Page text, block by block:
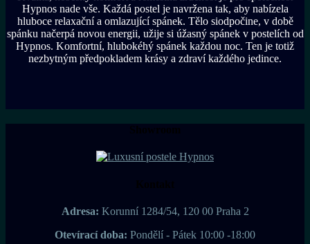
Hypnos nade vše. Každá postel je navržena tak, aby nabízela
hluboce relaxační a omlazující spánek. Tělo siodpočine, v době
spánku načerpá novou energii, užije si úžasný spánek v postelích od
Hypnos. Komfortní, hlubokéhý spánek každou noc. Ten je totiž
nezbytným předpokladem krásy a zdraví každého jedince.
Adresa: Korunní 1284/54, 120 00 Praha 2
Otevírací doba: Pondělí - Pátek 10:00 -18:00